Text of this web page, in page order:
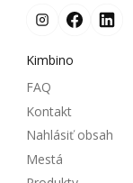
Kimbino
FAQ
Kontakt
Nahlásiť obsah
Mestá